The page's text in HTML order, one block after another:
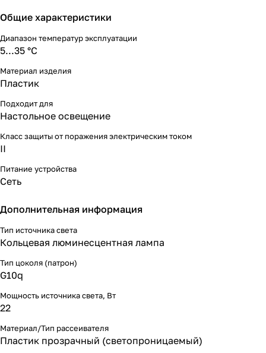
Общие характеристики
Диапазон температур эксплуатации
5...35 °C
Материал изделия
Пластик
Подходит для
Настольное освещение
Класс защиты от поражения электрическим током
II
Питание устройства
Сеть
Дополнительная информация
Тип источника света
Кольцевая люминесцентная лампа
Тип цоколя (патрон)
G10q
Мощность источника света, Вт
22
Материал/Тип рассеивателя
Пластик прозрачный (светопроницаемый)